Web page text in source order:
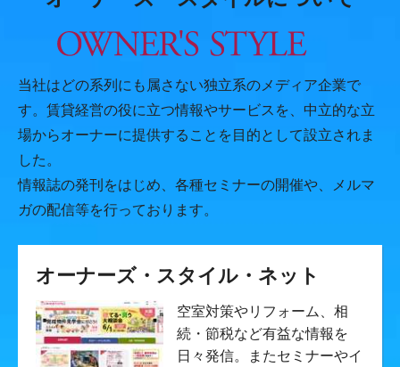
当社はどの系列にも属さない独立系のメディア企業で
す。賃貸経営の役に立つ情報やサービスを、中立的な立
場からオーナーに提供することを目的として設立されま
した。
情報誌の発刊をはじめ、各種セミナーの開催や、メルマ
ガの配信等を行っております。
オーナーズ・スタイル・ネット
空室対策やリフォーム、相
続・節税など有益な情報を
日々発信。またセミナーやイ